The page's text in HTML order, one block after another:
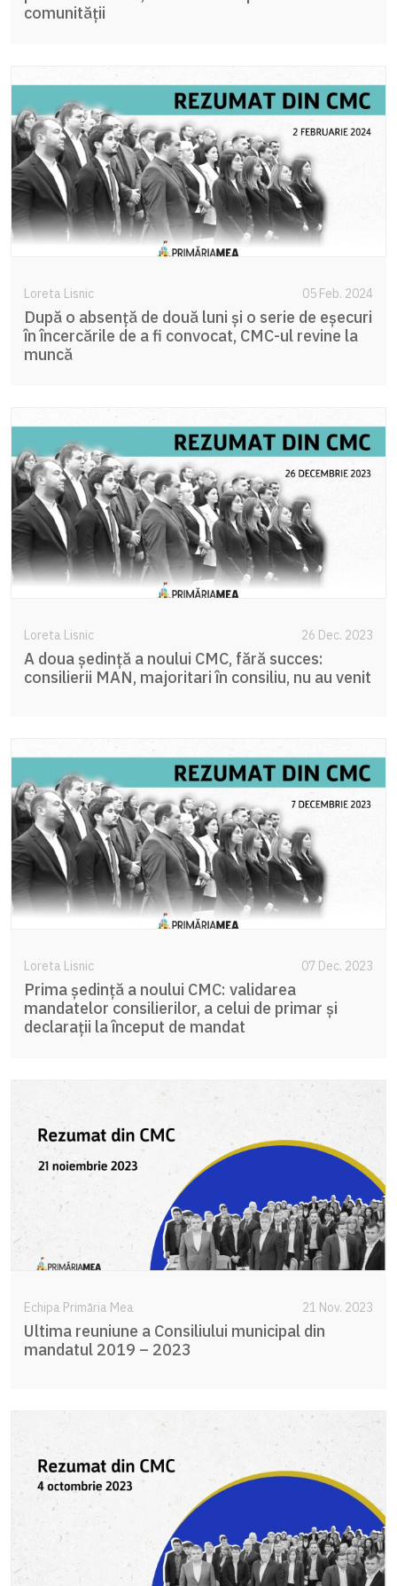
comunității
Loreta Lisnic 05 Feb. 2024
După o absență de două luni și o serie de eșecuri
în încercările de a fi convocat, CMC-ul revine la
muncă
Loreta Lisnic 26 Dec. 2023
A doua ședință a noului CMC, fără succes:
consilierii MAN, majoritari în consiliu, nu au venit
Loreta Lisnic 07 Dec. 2023
Prima ședință a noului CMC: validarea
mandatelor consilierilor, a celui de primar și
declarații la început de mandat
Echipa Primăria Mea 21 Nov. 2023
Ultima reuniune a Consiliului municipal din
mandatul 2019 – 2023